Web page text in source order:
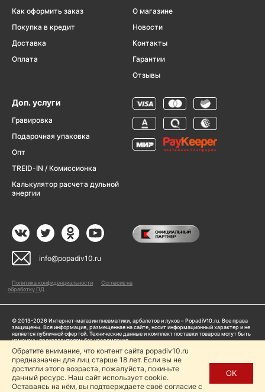
Как оформить заказ
Покупка в кредит
Доставка
Оплата
О магазине
Новости
Контакты
Гарантии
Отзывы
Доп. услуги
Гравировка
Подарочная упаковка
Опт
TREID-IN / Комиссионка
Калькулятор расчета дульной
энергии
info@popadiv10.ru
Политика конфиденциальности
Согласие на
обработку ПД
© 2013-2026 Интернет-магазин пневматики, арбалетов и луков – PopadiV10.ru. Все права
защищены. Вся информация, размещенная на сайте, носит информационный характер и не
является публичной офертой. Технические данные и комплект поставки товаров могут быть
изменены производителем без уведомления
Пользуясь сайтом Popadiv10.ru, пользователь автоматически соглашается с условиями,
прописанными в
Политике конфиденциальности
Копирование любой информации (тексты, фото, видео и др.) с сайта Popadiv10 запрещено,
за исключением наличия письменного согласия администрации сайта Popadiv10.
Обратите внимание, что контент сайта popadiv10.ru
предназначен для лиц старше 18 лет. Если вы не
достигли этого возраста, пожалуйста, покиньте
данный ресурс. Наш сайт использует cookie.
Оставаясь на нём, вы подтверждаете своё согласие с
ОК